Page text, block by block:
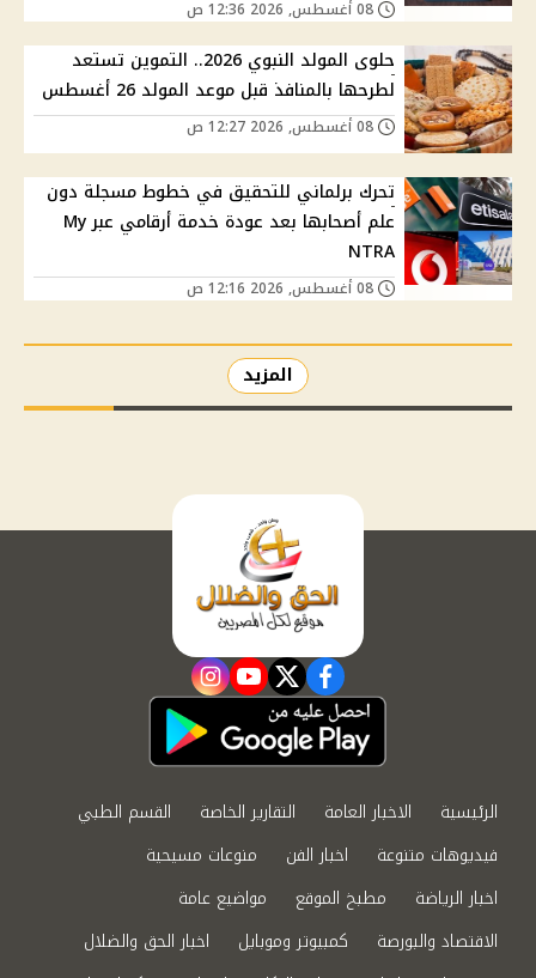
حلوى المولد النبوي 2026.. التموين تستعد
لطرحها بالمنافذ قبل موعد المولد 26 أغسطس
تحرك برلماني للتحقيق في خطوط مسجلة دون
علم أصحابها بعد عودة خدمة أرقامي عبر My
NTRA
المزيد
facebook
twitter
youtube
instagram
الرئيسية الاخبار العامة التقارير الخاصة
القسم الطبي
فيديوهات متنوعة
اخبار الفن
منوعات مسيحية
اخبار الرياضة
مطبخ الموقع
مواضيع عامة
الاقتصاد والبورصة
كمبيوتر وموبايل
اخبار الحق والضلال